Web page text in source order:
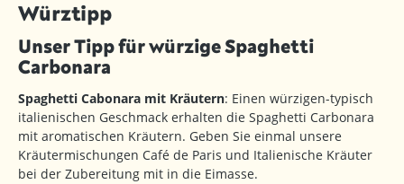
Würztipp
Unser Tipp für würzige Spaghetti
Carbonara
Spaghetti Cabonara mit Kräutern: Einen würzigen-typisch
italienischen Geschmack erhalten die Spaghetti Carbonara
mit aromatischen Kräutern. Geben Sie einmal unsere
Kräutermischungen Café de Paris und Italienische Kräuter
bei der Zubereitung mit in die Eimasse.